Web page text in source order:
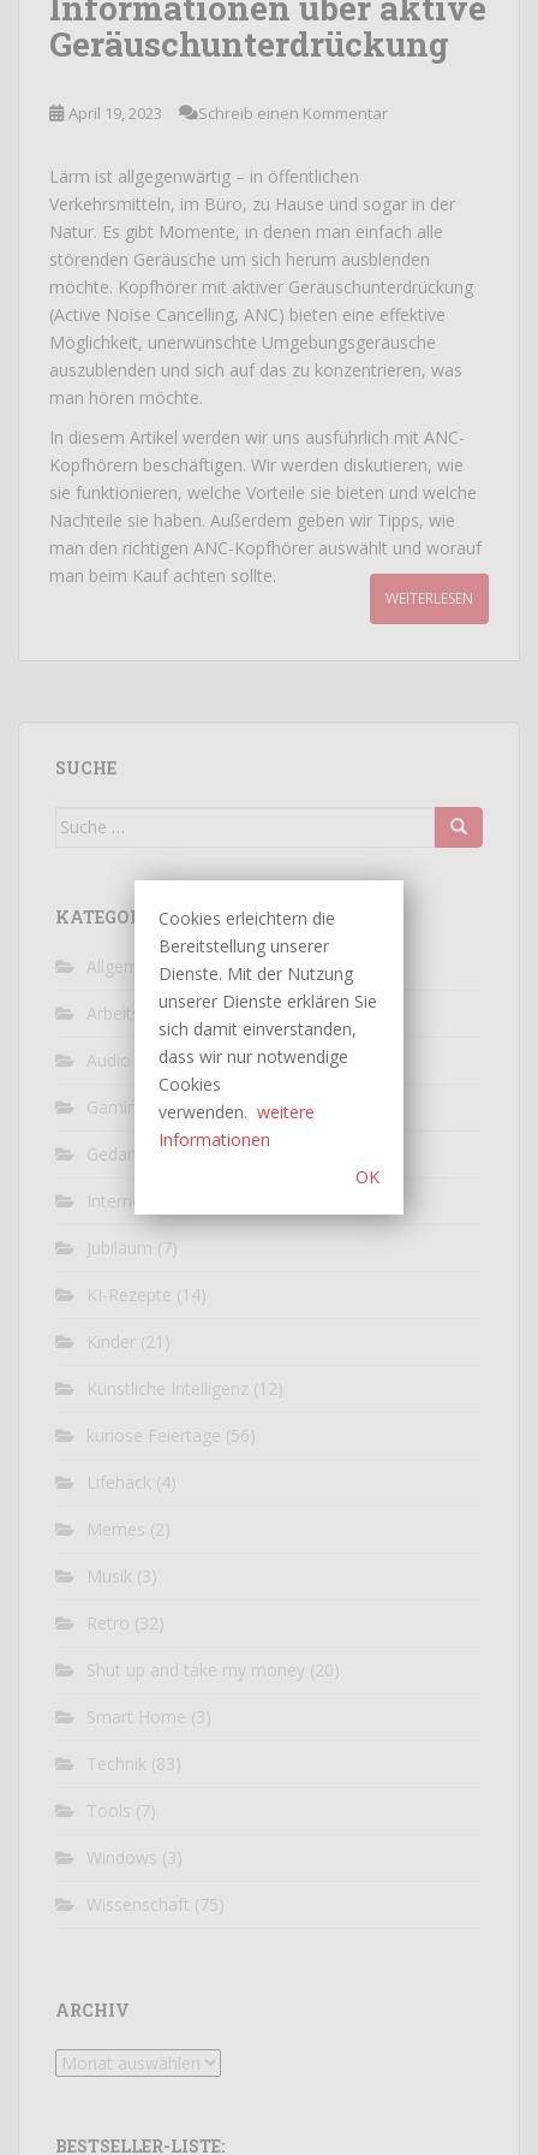
Geräuschunterdrückung
April 19, 2023 Schreib einen Kommentar
Lärm ist allgegenwärtig – in öffentlichen
Verkehrsmitteln, im Büro, zu Hause und sogar in der
Natur. Es gibt Momente, in denen man einfach alle
störenden Geräusche um sich herum ausblenden
möchte. Kopfhörer mit aktiver Geräuschunterdrückung
(Active Noise Cancelling, ANC) bieten eine effektive
Möglichkeit, unerwünschte Umgebungsgeräusche
auszublenden und sich auf das zu konzentrieren, was
man hören möchte.
In diesem Artikel werden wir uns ausführlich mit ANC-
Kopfhörern beschäftigen. Wir werden diskutieren, wie
sie funktionieren, welche Vorteile sie bieten und welche
Nachteile sie haben. Außerdem geben wir Tipps, wie
man den richtigen ANC-Kopfhörer auswählt und worauf
man beim Kauf achten sollte.
WEITERLESEN
SUCHE
Suche
KATEGORIEN
Allgemein(63)
Arbeitswelt(9)
Audio / Video(10)
Gaming (5)
Gedankenexperiment(7)
Internet
Jubiläum (7)
KI-Rezepte (14)
Kinder (21)
Künstliche Intelligenz (12)
kuriose Feiertage (56)
Lifehack (4)
Memes (2)
Musik (3)
Retro (32)
Shut up and take my money (20)
Smart Home (3)
Technik (83)
Tools (7)
Windows (3)
Wissenschaft (75)
ARCHIV
Archiv
BESTSELLER-LISTE:
Cookies erleichtern die
Bereitstellung unserer
Dienste. Mit der Nutzung
unserer Dienste erklären Sie
sich damit einverstanden,
dass wir nur notwendige
Cookies
verwenden. weitere
Informationen
OK